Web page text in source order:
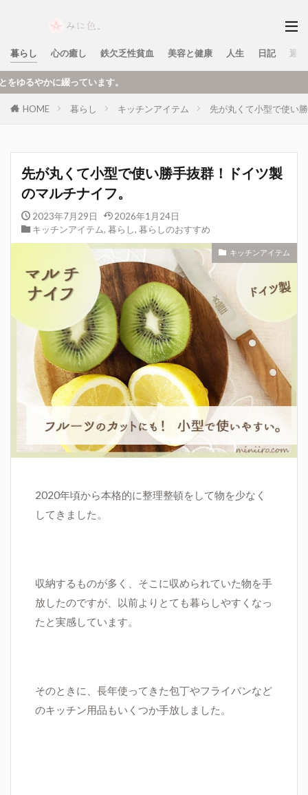
暮らし 心の癒し 鉄欠乏性貧血 美容と健康 人生 日記 運
す。
HOME 暮らし キッチンアイテム 先が丸くて小型で使い
先が丸くて小型で使い勝手抜群！ドイツ製
のマルチナイフ。
2023年7月29日
2026年1月24日
キッチンアイテム, 暮らし, 暮らしのおすすめ
キッチンアイテム
2020年頃から本格的に整理整頓をして物を少なく
してきました。
収納するものが多く、そこに収められていた物を手
放したのですが、以前よりとても暮らしやすくなっ
たと実感しています。
そのときに、長年使ってきた包丁やフライパンなど
のキッチン用品もいくつか手放しました。